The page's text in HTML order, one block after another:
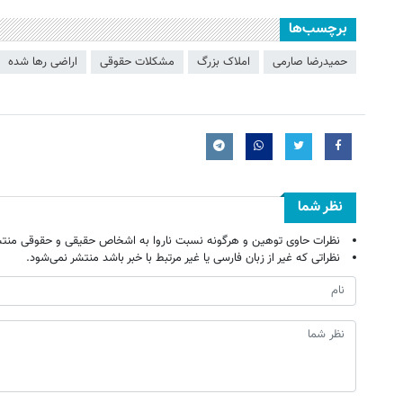
برچسب‌ها
حمیدرضا صارمی املاک بزرگ مشکلات حقوقی اراضی رها شده
نظر شما
نظرات حاوی توهین و هرگونه نسبت ناروا به اشخاص حقیقی و حقوقی
نظراتی که غیر از زبان فارسی یا غیر مرتبط با خبر باشد منتشر نمی‌شود.